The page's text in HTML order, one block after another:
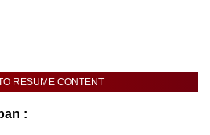
RESUME CONTENT
: